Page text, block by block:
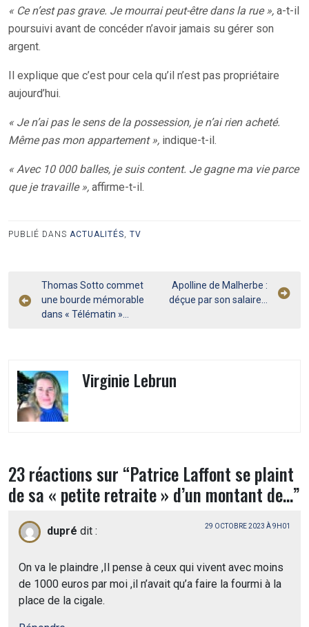
« Ce n’est pas grave. Je mourrai peut-être dans la rue », a-t-il
poursuivi avant de concéder n’avoir jamais su gérer son
argent.
Il explique que c’est pour cela qu’il n’est pas propriétaire
aujourd’hui.
« Je n’ai pas le sens de la possession, je n’ai rien acheté.
Même pas mon appartement », indique-t-il.
« Avec 10 000 balles, je suis content. Je gagne ma vie parce
que je travaille », affirme-t-il.
PUBLIÉ DANS ACTUALITÉS, TV
Navigation
de
Thomas Sotto commet
une bourde mémorable
dans « Télématin »…
Apolline de Malherbe :
déçue par son salaire…
Virginie Lebrun
23 réactions sur “Patrice Laffont se plaint
de sa « petite retraite » d’un montant de…”
dupré dit : 29 OCTOBRE 2023 À 9H01
On va le plaindre ,Il pense à ceux qui vivent avec moins
de 1000 euros par moi ,il n’avait qu’a faire la fourmi à la
place de la cigale.